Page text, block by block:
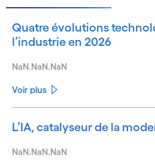
Quatre évolutions
l’industrie en 2026
NaN.NaN.NaN
Voir plus
L’IA, catalyseur de la
NaN.NaN.NaN